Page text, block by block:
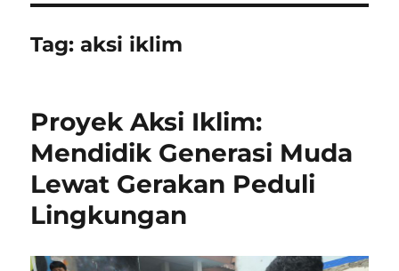
Tag:aksi iklim
Proyek Aksi Iklim:
Mendidik Generasi Muda
Lewat Gerakan Peduli
Lingkungan